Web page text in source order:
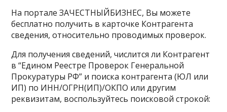
На портале ЗАЧЕСТНЫЙБИЗНЕС, Вы можете
бесплатно получить в карточке Контрагента
сведения, относительно проводимых проверок.
Для получения сведений, числится ли Контрагент
в “Едином Реестре Проверок Генеральной
Прокуратуры РФ” и поиска контрагента (ЮЛ или
ИП) по ИНН/ОГРН(ИП)/ОКПО или другим
реквизитам, воспользуйтесь поисковой строкой: